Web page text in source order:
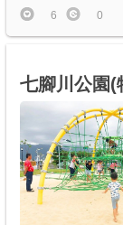
6 0
七腳川公園(